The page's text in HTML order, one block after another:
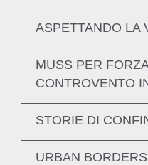
ENTDECKEN SIE
ENTDECKEN SIE
ENTDECKEN SIE MEHR
ASPETTANDO LA
MUSS PER
CONTROVENTO
STORIE DI
URBAN BORDERS